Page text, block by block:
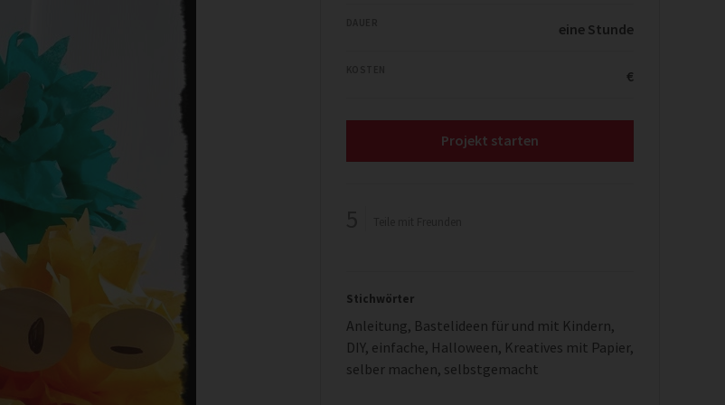
eine Stunde
€
Projekt starten
Stichwörter
Anleitung, Bastelideen für und mit Kindern,
DIY, einfache, Halloween, Kreatives mit Papier,
selber machen, selbstgemacht